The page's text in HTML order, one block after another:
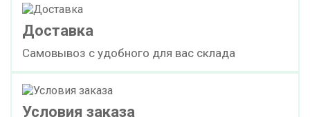
Доставка
Самовывоз с удобного для вас склада
Условия заказа